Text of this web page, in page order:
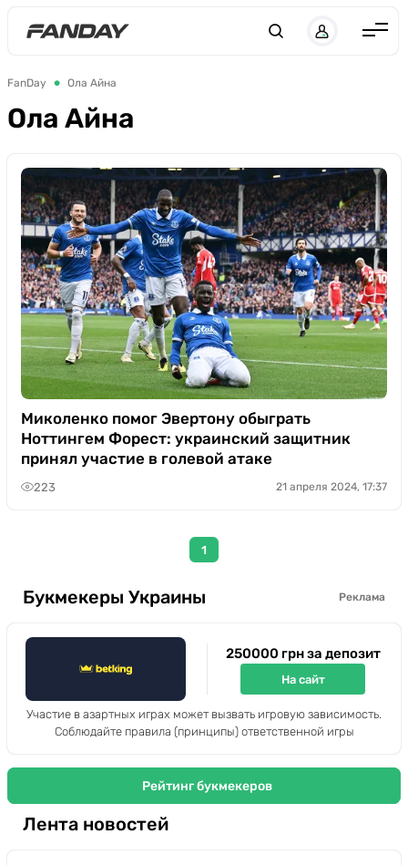
Италия
Франция
Украина
ЛЧ
ЛЕ
ЧЕ-2028
Букмекеры
Казино
FanDay Ола Айна
Ола Айна
Миколенко помог Эвертону обыграть
Ноттингем Форест: украинский защитник
принял участие в голевой атаке
223 21 апреля 2024, 17:37
1
Букмекеры Украины Реклама
250000 грн за депозит
На сайт
Участие в азартных играх может вызвать игровую зависимость.
Соблюдайте правила (принципы) ответственной игры
Рейтинг букмекеров
Лента новостей